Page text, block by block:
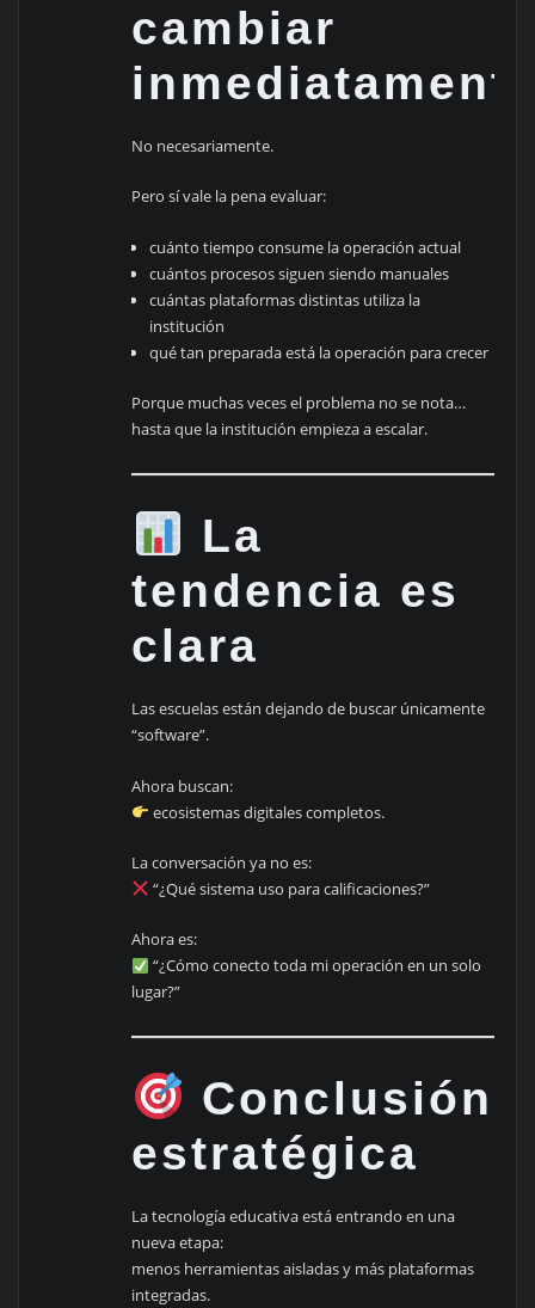
cambiar
No necesariamente.
Pero sí vale la pena evaluar:
cuánto tiempo consume la operación actual
cuántos procesos siguen siendo manuales
cuántas plataformas distintas utiliza la
institución
qué tan preparada está la operación para crecer
Porque muchas veces el problema no se nota…
hasta que la institución empieza a escalar.
La
tendencia es
clara
Las escuelas están dejando de buscar únicamente
“software”.
Ahora buscan:
ecosistemas digitales completos.
La conversación ya no es:
“¿Qué sistema uso para calificaciones?”
Ahora es:
“¿Cómo conecto toda mi operación en un solo
lugar?”
Conclusión
estratégica
La tecnología educativa está entrando en una
nueva etapa:
menos herramientas aisladas y más plataformas
integradas.